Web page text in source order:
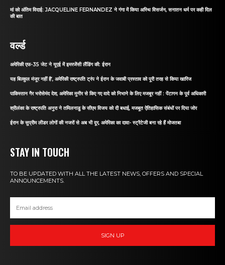
मां को अंतिम विदाई: JACQUELINE FERNANDEZ ने गंगा में किया अस्थि विसर्जन, सनातन धर्म पर कही दिल
की बात
वर्ल्ड
अमेरिकी एफ-35 जेट ने यूएई में इमरजेंसी लैंडिंग की: ईरान
यह बिल्कुल मंजूर नहीं है’, अमेरिकी राष्ट्रपति ट्रंप ने ईरान के जवाबी प्रस्ताव को पूरी तरह से किया खारिज
पाकिस्तान गैर भरोसेमंद देश, अमेरिका मुनीर से किए गए वादे को निभाने के लिए मजबूर नहीं : पेंटागन के पूर्व अधिकारी
श्रीलंका के राष्ट्रपति अनुरा ने तमिलनाडु के सीएम विजय को दी बधाई, मजबूत ऐतिहासिक संबंधों पर दिया जोर
ईरान के सुप्रीम लीडर लोगों की नजरों से अब भी दूर, अमेरिका का दावा- स्ट्रैटेजी बना रहे हैं मोजतबा
STAY IN TOUCH
TO BE UPDATED WITH ALL THE LATEST NEWS, OFFERS AND SPECIAL
ANNOUNCEMENTS.
SIGN UP